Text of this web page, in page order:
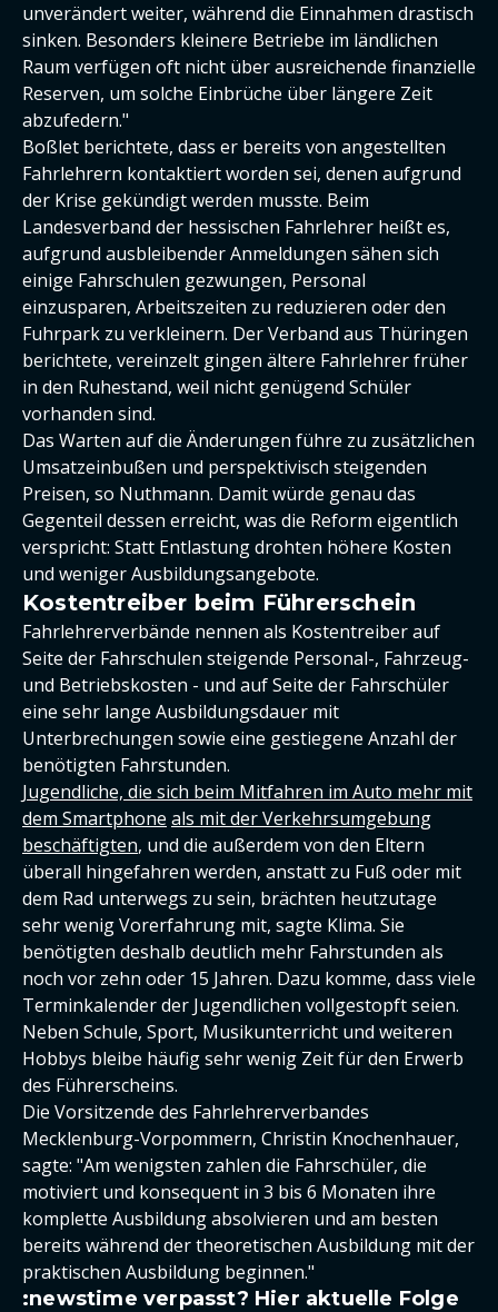
unverändert weiter, während die Einnahmen drastisch
sinken. Besonders kleinere Betriebe im ländlichen
Raum verfügen oft nicht über ausreichende finanzielle
Reserven, um solche Einbrüche über längere Zeit
abzufedern."
Boßlet berichtete, dass er bereits von angestellten
Fahrlehrern kontaktiert worden sei, denen aufgrund
der Krise gekündigt werden musste. Beim
Landesverband der hessischen Fahrlehrer heißt es,
aufgrund ausbleibender Anmeldungen sähen sich
einige Fahrschulen gezwungen, Personal
einzusparen, Arbeitszeiten zu reduzieren oder den
Fuhrpark zu verkleinern. Der Verband aus Thüringen
berichtete, vereinzelt gingen ältere Fahrlehrer früher
in den Ruhestand, weil nicht genügend Schüler
vorhanden sind.
Das Warten auf die Änderungen führe zu zusätzlichen
Umsatzeinbußen und perspektivisch steigenden
Preisen, so Nuthmann. Damit würde genau das
Gegenteil dessen erreicht, was die Reform eigentlich
verspricht: Statt Entlastung drohten höhere Kosten
und weniger Ausbildungsangebote.
Kostentreiber beim Führerschein
Fahrlehrerverbände nennen als Kostentreiber auf
Seite der Fahrschulen steigende Personal-, Fahrzeug-
und Betriebskosten - und auf Seite der Fahrschüler
eine sehr lange Ausbildungsdauer mit
Unterbrechungen sowie eine gestiegene Anzahl der
benötigten Fahrstunden.
Jugendliche, die sich beim Mitfahren im Auto mehr mit
dem Smartphone als mit der Verkehrsumgebung
beschäftigten, und die außerdem von den Eltern
überall hingefahren werden, anstatt zu Fuß oder mit
dem Rad unterwegs zu sein, brächten heutzutage
sehr wenig Vorerfahrung mit, sagte Klima. Sie
benötigten deshalb deutlich mehr Fahrstunden als
noch vor zehn oder 15 Jahren. Dazu komme, dass viele
Terminkalender der Jugendlichen vollgestopft seien.
Neben Schule, Sport, Musikunterricht und weiteren
Hobbys bleibe häufig sehr wenig Zeit für den Erwerb
des Führerscheins.
Die Vorsitzende des Fahrlehrerverbandes
Mecklenburg-Vorpommern, Christin Knochenhauer,
sagte: "Am wenigsten zahlen die Fahrschüler, die
motiviert und konsequent in 3 bis 6 Monaten ihre
komplette Ausbildung absolvieren und am besten
bereits während der theoretischen Ausbildung mit der
praktischen Ausbildung beginnen."
:newstime verpasst? Hier aktuelle Folge